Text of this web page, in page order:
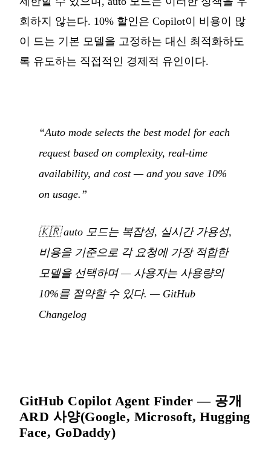
회하지 않는다. 10% 할인은 Copilot이 비용이 많
이 드는 기본 모델을 고정하는 대신 최적화하도
록 유도하는 직접적인 경제적 유인이다.
“Auto mode selects the best model for each
request based on complexity, real-time
availability, and cost — and you save 10%
on usage.”
🇰🇷auto 모드는 복잡성, 실시간 가용성,
비용을 기준으로 각 요청에 가장 적합한
모델을 선택하며 — 사용자는 사용량의
10%를 절약할 수 있다. — GitHub
Changelog
GitHub Copilot Agent Finder — 공개
ARD 사양(Google, Microsoft, Hugging
Face, GoDaddy)